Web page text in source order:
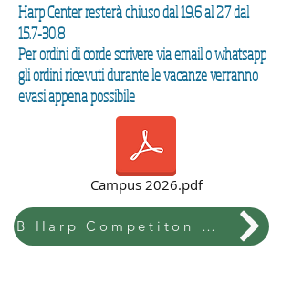
Harp Center resterà chiuso dal 19.6 al 2.7 dal
15.7-30.8
Per ordini di corde scrivere via email o whatsapp
gli ordini ricevuti durante le vacanze verranno
evasi appena possibile
Campus 2026.pdf
B Harp Competiton & Festival